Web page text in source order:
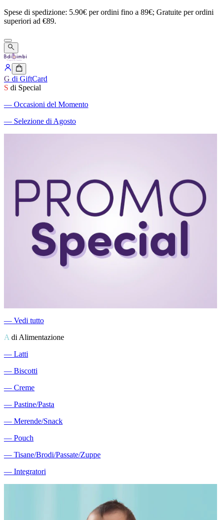
Spese di spedizione: 5.90€ perordini fino a 89€; Gratuite perordini
superiori ad €89.
G di GiftCard
S di Special
― Occasioni del Momento
― Selezione di Agosto
― Vedi tutto
A di Alimentazione
― Latti
― Biscotti
― Creme
― Pastine/Pasta
― Merende/Snack
― Pouch
― Tisane/Brodi/Passate/Zuppe
― Integratori